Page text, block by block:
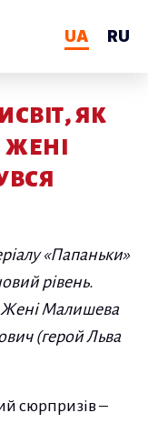
UA
RU
ЯК
ЖЕНІ
«Папаньки»
рівень.
Жені Малишева
(герой Льва
сюрпризів –